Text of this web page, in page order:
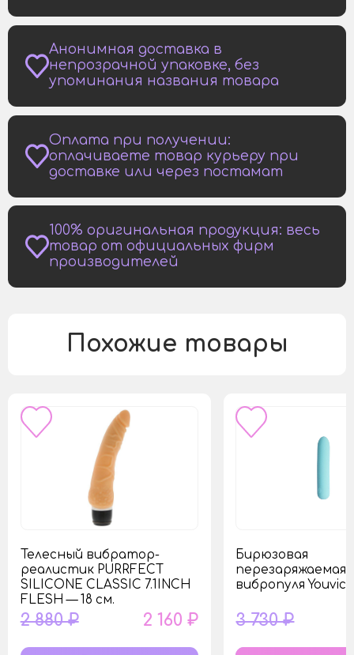
Анонимная доставка в
непрозрачной упаковке, без
упоминания названия товара
Оплата при получении:
оплачиваете товар курьеру при
доставке или через постамат
100% оригинальная продукция: весь
товар от официальных фирм
производителей
Похожие товары
Телесный вибратор-
реалистик PURRFECT
SILICONE CLASSIC 7.1INCH
FLESH — 18 см.
2 880 ₽ 2 160 ₽
Бирюзовая
перезаряжаемая
вибропуля Youvic
3 730 ₽